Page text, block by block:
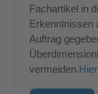
Fachartikel in
Erkenntnissen
Auftrag
vermeiden.